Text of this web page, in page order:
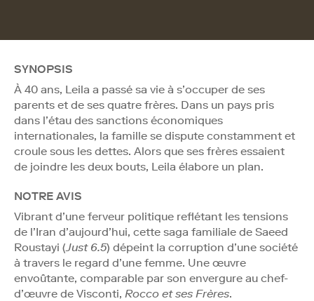
SYNOPSIS
À 40 ans, Leila a passé sa vie à s’occuper de ses
parents et de ses quatre frères. Dans un pays pris
dans l’étau des sanctions économiques
internationales, la famille se dispute constamment et
croule sous les dettes. Alors que ses frères essaient
de joindre les deux bouts, Leila élabore un plan.
NOTRE AVIS
Vibrant d’une ferveur politique reflétant les tensions
de l’Iran d’aujourd’hui, cette saga familiale de Saeed
Roustayi (Just 6.5) dépeint la corruption d’une société
à travers le regard d’une femme. Une œuvre
envoûtante, comparable par son envergure au chef-
d’œuvre de Visconti, Rocco et ses Frères.